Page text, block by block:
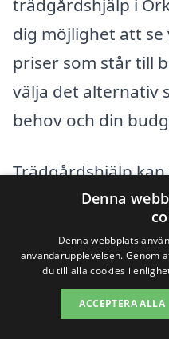
trädgårdshjälp i
dig möjlighet att
priser som står till
välja det alternativ
behov och din
Trädgårdshjälp
att skapa och
utomhusmiljö.
hjälp med
gräsklippning eller
Denna
Denna webbplats
användarupplevelsen. Genom
du till alla cookies i
ACCEPTERA ALLA